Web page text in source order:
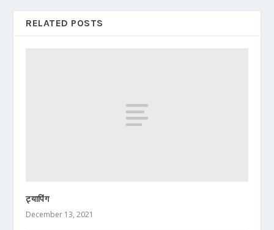
RELATED POSTS
ट्यापिंग
December 13, 2021